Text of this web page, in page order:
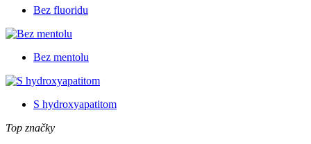
Bez fluoridu
Bez mentolu
S hydroxyapatitom
Top značky